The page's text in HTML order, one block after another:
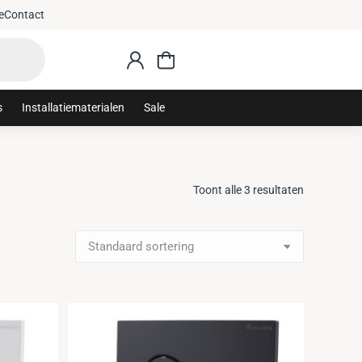
Contact
Installatiematerialen Sale
Toont alle 3 resultaten